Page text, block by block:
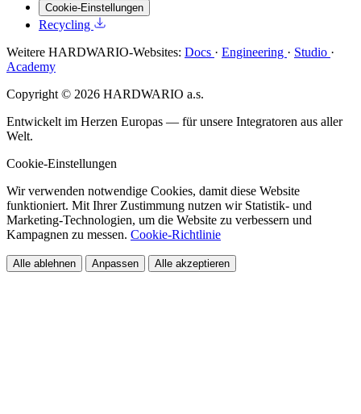
Cookie-Einstellungen
Recycling
Weitere HARDWARIO-Websites: Docs · Engineering · Studio ·
Academy
Copyright © 2026 HARDWARIO a.s.
Entwickelt im Herzen Europas — für unsere Integratoren aus aller
Welt.
Cookie-Einstellungen
Wir verwenden notwendige Cookies, damit diese Website
funktioniert. Mit Ihrer Zustimmung nutzen wir Statistik- und
Marketing-Technologien, um die Website zu verbessern und
Kampagnen zu messen. Cookie-Richtlinie
Alle ablehnen Anpassen Alle akzeptieren